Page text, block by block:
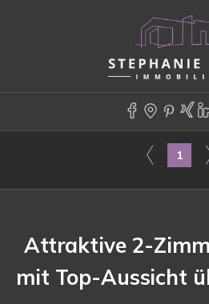
1
Attraktive 2-
mit Top-Aussicht